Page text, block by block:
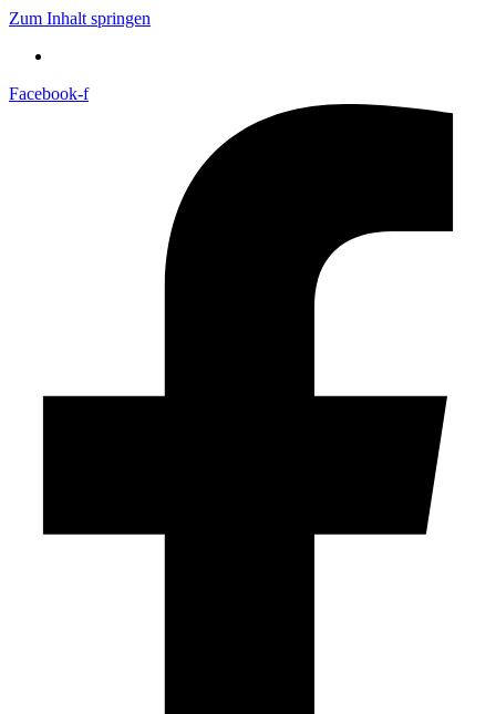
Zum Inhalt springen
Facebook-f